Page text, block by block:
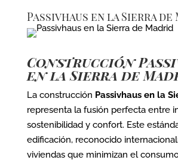
Passivhaus en la Sierra de
Construcción
en la Sierra de
La construcción Passivhaus en la
representa la fusión perfecta entre
sostenibilidad y confort. Este
edificación, reconocido
viviendas que minimizan el